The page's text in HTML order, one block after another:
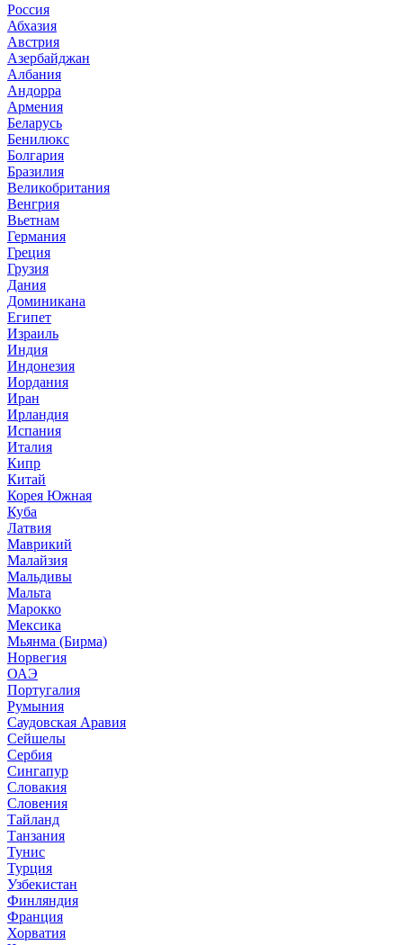
Россия
Абхазия
Австрия
Азербайджан
Албания
Андорра
Армения
Беларусь
Бенилюкс
Болгария
Бразилия
Великобритания
Венгрия
Вьетнам
Германия
Греция
Грузия
Дания
Доминикана
Египет
Израиль
Индия
Индонезия
Иордания
Иран
Ирландия
Испания
Италия
Кипр
Китай
Корея Южная
Куба
Латвия
Маврикий
Малайзия
Мальдивы
Мальта
Марокко
Мексика
Мьянма (Бирма)
Норвегия
ОАЭ
Португалия
Румыния
Саудовская Аравия
Сейшелы
Сербия
Сингапур
Словакия
Словения
Тайланд
Танзания
Тунис
Турция
Узбекистан
Финляндия
Франция
Хорватия